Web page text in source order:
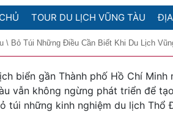
TOUR DU LỊCH VŨNG TÀU
\ Bỏ Túi Những Điều Cần Biết Khi Du Lịch
biển gần Thành phố Hồ Chí
vẫn không ngừng phát triển để
túi những kinh nghiệm du lịch